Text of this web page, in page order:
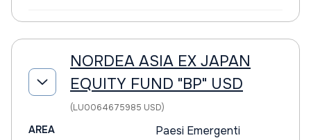
NORDEA ASIA EX JAPAN
EQUITY FUND "BP" USD
(LU0064675985 USD)
AREA Paesi Emergenti